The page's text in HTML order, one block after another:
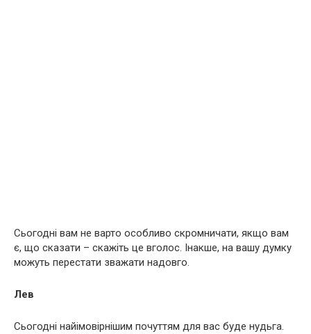
Сьогодні вам не варто особливо скромничати, якщо вам
є, що сказати – скажіть це вголос. Інакше, на вашу думку
можуть перестати зважати надовго.
Лев
Сьогодні найімовірнішим почуттям для вас буде нудьга.